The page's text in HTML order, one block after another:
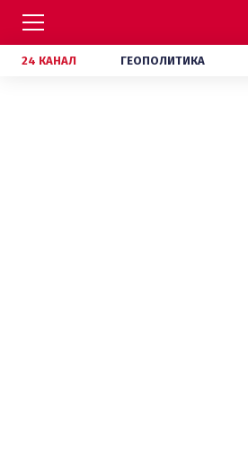
24 КАНАЛ ГЕОПОЛИТИКА